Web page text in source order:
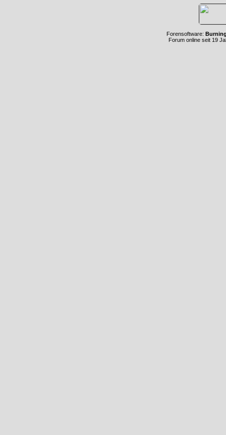
Forensoftware:
Forum online seit 19